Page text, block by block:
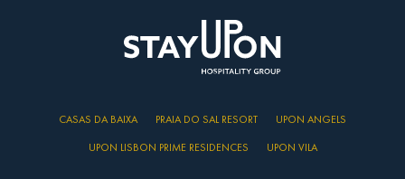
CASAS DA BAIXA PRAIA DO SAL RESORT
UPON ANGELS
UPON LISBON PRIME RESIDENCES
UPON VILA